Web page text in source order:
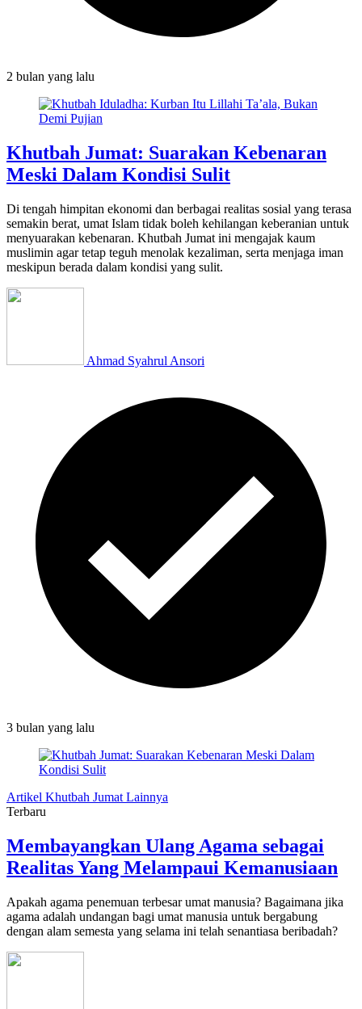
2 bulan yang lalu
Khutbah Jumat: Suarakan Kebenaran
Meski Dalam Kondisi Sulit
Di tengah himpitan ekonomi dan berbagai realitas sosial yang terasa
semakin berat, umat Islam tidak boleh kehilangan keberanian untuk
menyuarakan kebenaran. Khutbah Jumat ini mengajak kaum
muslimin agar tetap teguh menolak kezaliman, serta menjaga iman
meskipun berada dalam kondisi yang sulit.
Ahmad Syahrul Ansori
3 bulan yang lalu
Artikel Khutbah Jumat Lainnya
Terbaru
Membayangkan Ulang Agama sebagai
Realitas Yang Melampaui Kemanusiaan
Apakah agama penemuan terbesar umat manusia? Bagaimana jika
agama adalah undangan bagi umat manusia untuk bergabung
dengan alam semesta yang selama ini telah senantiasa beribadah?